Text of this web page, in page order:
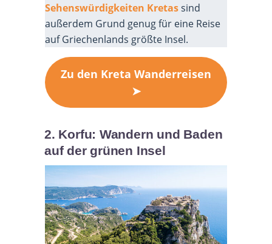
Sehenswürdigkeiten Kretassind
außerdem Grund genug für eine Reise
auf Griechenlands größte Insel.
Zu den Kreta Wanderreisen
➤
2. Korfu: Wandern und Baden
auf der grünen Insel